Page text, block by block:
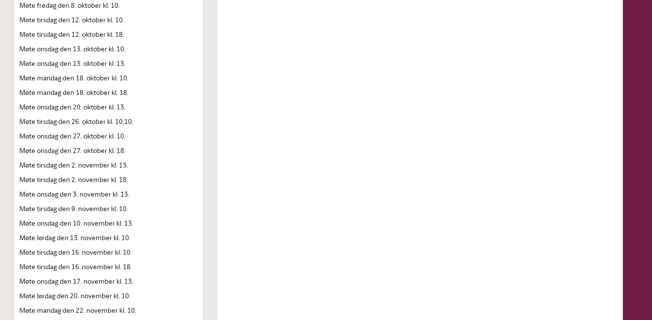
Møte fredag den 8. oktober kl. 10.
Møte tirsdag den 12. oktober kl. 10.
Møte tirsdag den 12. oktober kl. 18.
Møte onsdag den 13. oktober kl. 10.
Møte onsdag den 13. oktober kl. 13.
Møte mandag den 18. oktober kl. 10.
Møte mandag den 18. oktober kl. 18.
Møte onsdag den 20. oktober kl. 13.
Møte tirsdag den 26. oktober kl. 10,10.
Møte onsdag den 27. oktober kl. 10.
Møte onsdag den 27. oktober kl. 18.
Møte tirsdag den 2. november kl. 13.
Møte tirsdag den 2. november kl. 18.
Møte onsdag den 3. november kl. 13.
Møte tirsdag den 9. november kl. 10.
Møte onsdag den 10. november kl. 13.
Møte lørdag den 13. november kl. 10.
Møte tirsdag den 16. november kl. 10.
Møte tirsdag den 16. november kl. 18.
Møte onsdag den 17. november kl. 13.
Møte lørdag den 20. november kl. 10.
Møte mandag den 22. november kl. 10.